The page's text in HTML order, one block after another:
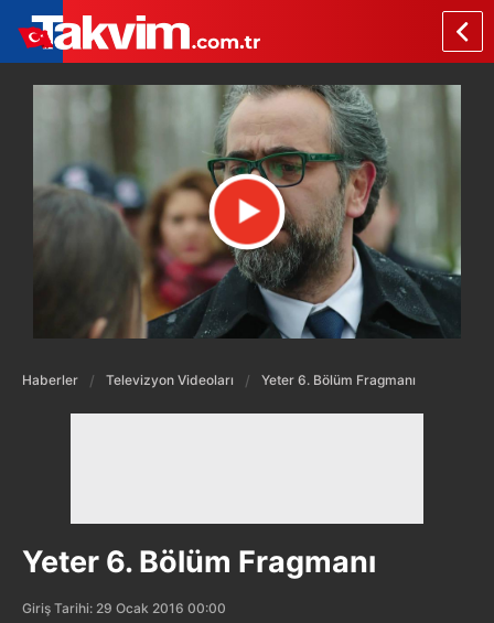
Haberler Televizyon Videoları Yeter 6. Bölüm Fragmanı
Yeter 6. Bölüm Fragmanı
Giriş Tarihi: 29 Ocak 2016 00:00